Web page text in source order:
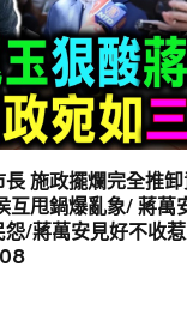
長 施政擺爛完全推
互甩鍋爆亂象/ 蔣萬
/蔣萬安見好不收